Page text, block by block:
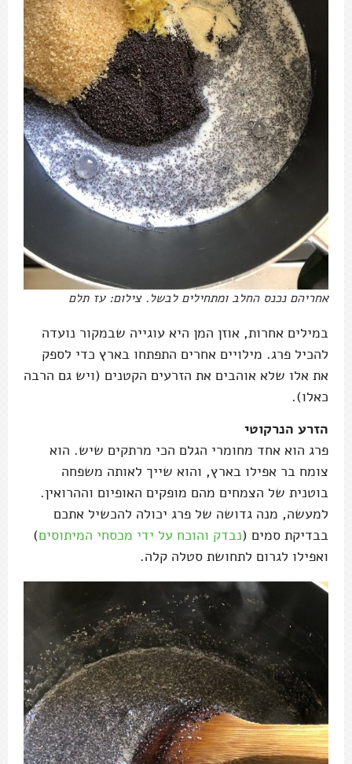
אחריהם נכנס החלב ומתחילים לבשל. צילום: עז תלם
במילים אחרות, אוזן המן היא עוגייה שבמקור נועדה
להכיל פרג. מילויים אחרים התפתחו בארץ כדי לספק
את אלו שלא אוהבים את הזרעים הקטנים (ויש גם הרבה
כאלו).
הזרע הנרקוטי
פרג הוא אחד מחומרי הגלם הכי מרתקים שיש. הוא
צומח בר אפילו בארץ, והוא שייך לאותה משפחה
בוטנית של הצמחים מהם מופקים האופיום וההרואין.
למעשה, מנה גדושה של פרג יכולה להכשיל אתכם
בבדיקת סמים (נבדק והוכח על ידי מכסחי המיתוסים)
ואפילו לגרום לתחושת סטלה קלה.